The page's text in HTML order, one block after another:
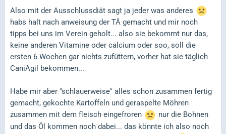
Also mit der Ausschlussdiät sagt ja jeder was anderes
habs halt nach anweisung der TÄ gemacht und mir noch
tipps bei uns im Verein geholt... also sie bekommt nur das,
keine anderen Vitamine oder calcium oder soo, soll die
ersten 6 Wochen gar nichts zufüttern, vorher hat sie täglich
CaniAgil bekommen...
Habe mir aber "schlauerweise" alles schon zusammen fertig
gemacht, gekochte Kartoffeln und geraspelte Möhren
zusammen mit dem fleisch eingefroren
nur die Bohnen
und das Öl kommen noch dabei... das könnte ich also noch